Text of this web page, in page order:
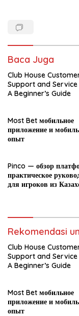
Baca Juga
Club House
Support and Service
A Beginner’s Guide
Most Bet мобильное
приложение и
опыт
Pinco — обзор
практическое
для игроков из
Rekomendasi
Club House
Support and Service
A Beginner’s Guide
Most Bet мобильное
приложение и
опыт